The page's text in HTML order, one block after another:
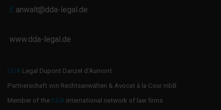
E anwalt@dda-legal.de
www.dda-legal.de
DDA Legal Dupont Danzel d’Aumont
Partnerschaft von Rechtsanwälten & Avocat à la Cour mbB
Member of the DDA international network of law firms